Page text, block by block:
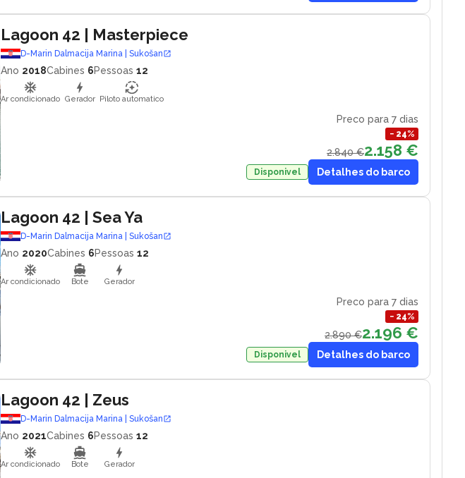
Lagoon 42 | Masterpiece
D-Marin Dalmacija Marina | Sukošan
Ano 2018Cabines 6Pessoas 12
Ar condicionado Gerador Piloto automatico
Preco para 7 dias
− 24%
2.840 €2.158 €
Disponivel Detalhes do barco
Lagoon 42 | Sea Ya
D-Marin Dalmacija Marina | Sukošan
Ano 2020Cabines 6Pessoas 12
Ar condicionado Bote Gerador
Preco para 7 dias
− 24%
2.890 €2.196 €
Disponivel Detalhes do barco
Lagoon 42 | Zeus
D-Marin Dalmacija Marina | Sukošan
Ano 2021Cabines 6Pessoas 12
Ar condicionado Bote Gerador